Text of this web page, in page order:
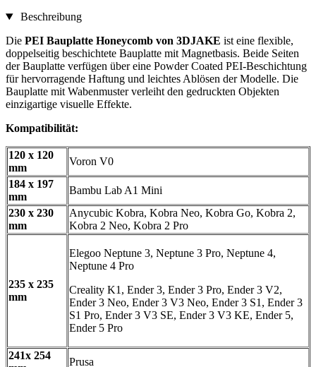
Beschreibung
Die PEI Bauplatte Honeycomb von 3DJAKE ist eine flexible,
doppelseitig beschichtete Bauplatte mit Magnetbasis. Beide Seiten
der Bauplatte verfügen über eine Powder Coated PEI-Beschichtung
für hervorragende Haftung und leichtes Ablösen der Modelle. Die
Bauplatte mit Wabenmuster verleiht den gedruckten Objekten
einzigartige visuelle Effekte.
Kompatibilität:
120 x 120
mm
Voron V0
184 x 197
mm
Bambu Lab A1 Mini
230 x 230
mm
Anycubic Kobra, Kobra Neo, Kobra Go, Kobra 2,
Kobra 2 Neo, Kobra 2 Pro
235 x 235
mm
Elegoo Neptune 3, Neptune 3 Pro, Neptune 4,
Neptune 4 Pro
Creality K1, Ender 3, Ender 3 Pro, Ender 3 V2,
Ender 3 Neo, Ender 3 V3 Neo, Ender 3 S1, Ender 3
S1 Pro, Ender 3 V3 SE, Ender 3 V3 KE, Ender 5,
Ender 5 Pro
241x 254
Prusa